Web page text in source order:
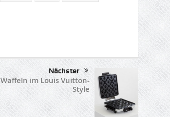
Nächster
Waffeln im Louis Vuitton-
Style